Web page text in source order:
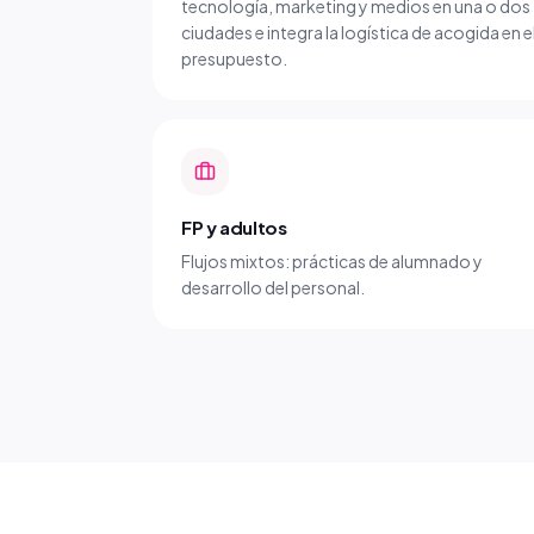
tecnología, marketing y medios en una o dos
ciudades e integra la logística de acogida en
presupuesto.
FP y adultos
Flujos mixtos: prácticas de alumnado y
desarrollo del personal.